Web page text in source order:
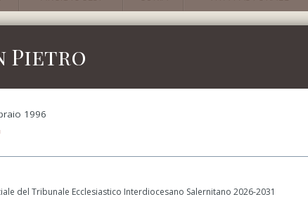
Pietro
1996
del Tribunale Ecclesiastico Interdiocesano Salernitano 2026-2031